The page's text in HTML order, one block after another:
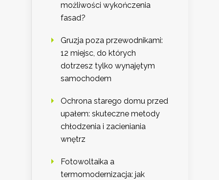
możliwości wykończenia
fasad?
Gruzja poza przewodnikami:
12 miejsc, do których
dotrzesz tylko wynajętym
samochodem
Ochrona starego domu przed
upałem: skuteczne metody
chłodzenia i zacieniania
wnętrz
Fotowoltaika a
termomodernizacja: jak